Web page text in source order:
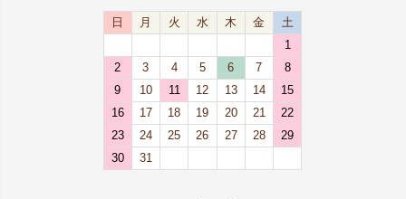
日 月 火 水 木 金
土
1
2
3 4 5 6 7
8
9
10 11 12 13 14
15
16
17 18 19 20 21
22
23
24 25 26 27 28
29
30
31